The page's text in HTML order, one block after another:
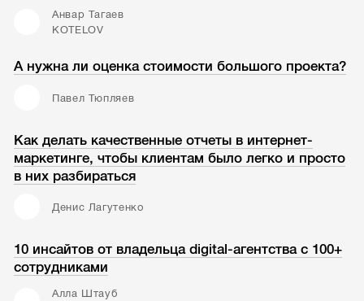
Анвар Тагаев
KOTELOV
А нужна ли оценка стоимости большого проекта?
Павел Тюпляев
Как делать качественные отчеты в интернет-
маркетинге, чтобы клиентам было легко и просто
в них разбираться
Денис Лагутенко
10 инсайтов от владельца digital-агентства с 100+
сотрудниками
Алла Штауб